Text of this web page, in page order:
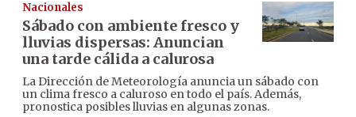
Nacionales
Sábado con ambiente fresco y
lluvias dispersas: Anuncian
una tarde cálida a calurosa
La Dirección de Meteorología anuncia un sábado con
un clima fresco a caluroso en todo el país. Además,
pronostica posibles lluvias en algunas zonas.